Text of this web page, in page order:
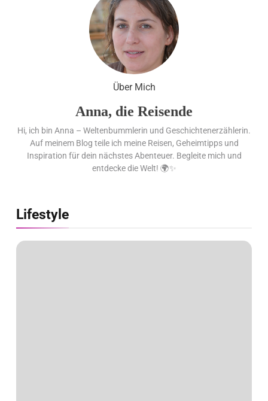
Flachste mechanische
Weltzeituhr gewinnt Red Dot:
Best of the Best 2026 / NOMOS
Glashütte erzielt 94 von 100
Punkten.
Über Mich
Anna, die Reisende
Hi, ich bin Anna – Weltenbummlerin und Geschichtenerzählerin.
Auf meinem Blog teile ich meine Reisen, Geheimtipps und
Inspiration für dein nächstes Abenteuer. Begleite mich und
entdecke die Welt! 🌍✨
Lifestyle